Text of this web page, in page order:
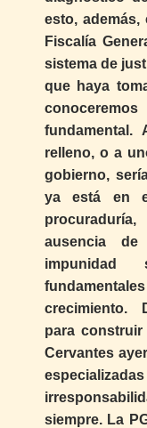
esto,
Fiscalía
sistema de
que haya
fundamental.
relleno, o a
gobierno,
ya está en
ausencia
crecimiento.
para
Cervantes
siempre. La